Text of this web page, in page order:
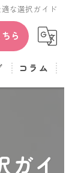
な選択ガイド
ら
コラム
イ